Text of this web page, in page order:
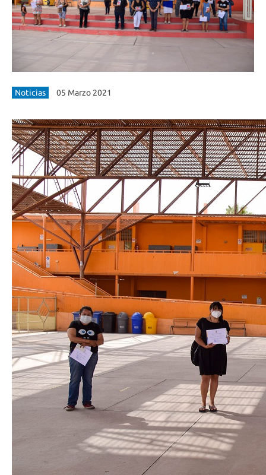
Noticias 05 Marzo 2021